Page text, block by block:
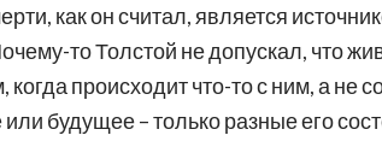
как он считал, является
то Толстой не допускал, что
когда происходит что-то с ним, а не
будущее – только разные его